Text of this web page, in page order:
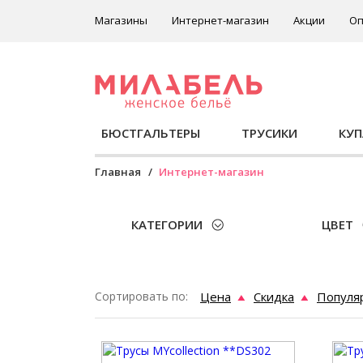
Магазины Интернет-магазин Акции
БЮСТГАЛЬТЕРЫ ТРУСИКИ
Главная Интернет-магазин
КАТЕГОРИИ ЦВЕТ
Сортировать по: Цена Скидка